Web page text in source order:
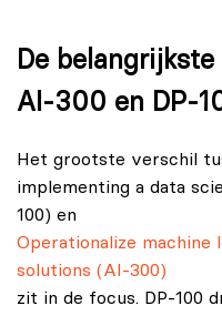
De
AI‑300 en
Het grootste verschil
implementing a data
100) en
Operationalize machine
solutions (AI-300)
zit in de focus. DP‑100